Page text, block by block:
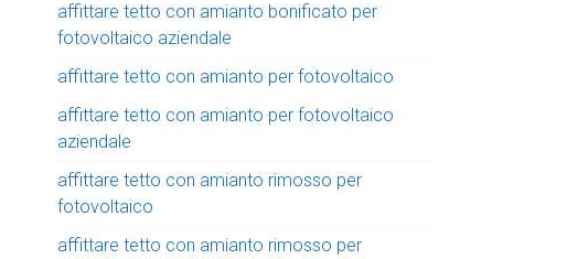
affittare tetto con amianto bonificato per
fotovoltaico aziendale
affittare tetto con amianto per fotovoltaico
affittare tetto con amianto per fotovoltaico
aziendale
affittare tetto con amianto rimosso per
fotovoltaico
affittare tetto con amianto rimosso per